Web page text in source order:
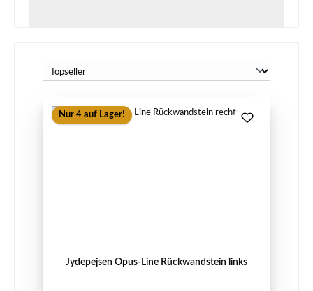
Nur 4 auf Lager!
Jydepejsen Opus-Line Rückwandstein links